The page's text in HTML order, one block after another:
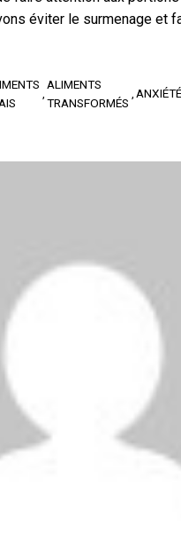
éviter le surmenage et
ALIMENTS
TRANSFORMÉS
ANXIÉTÉ